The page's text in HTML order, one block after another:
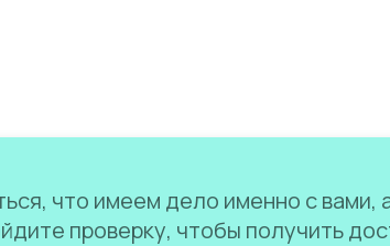
что имеем дело именно с вами,
проверку, чтобы получить